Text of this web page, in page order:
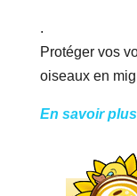
.
Protéger vos
oiseaux en
En savoir